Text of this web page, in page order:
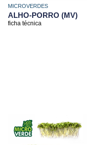
MICROVERDES
ALHO-PORRO (MV)
ficha técnica